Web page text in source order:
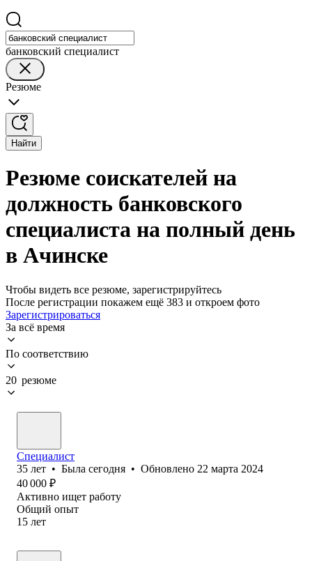
банковский специалист
Резюме
Найти
Резюме соискателей на
должность банковского
специалиста на полный день
в Ачинске
Чтобы видеть все резюме, зарегистрируйтесь
После регистрации покажем ещё 383 и откроем фото
Зарегистрироваться
За всё время
По соответствию
20 резюме
Специалист
35 лет • Была сегодня • Обновлено 22 марта 2024
40 000 ₽
Активно ищет работу
Общий опыт
15 лет